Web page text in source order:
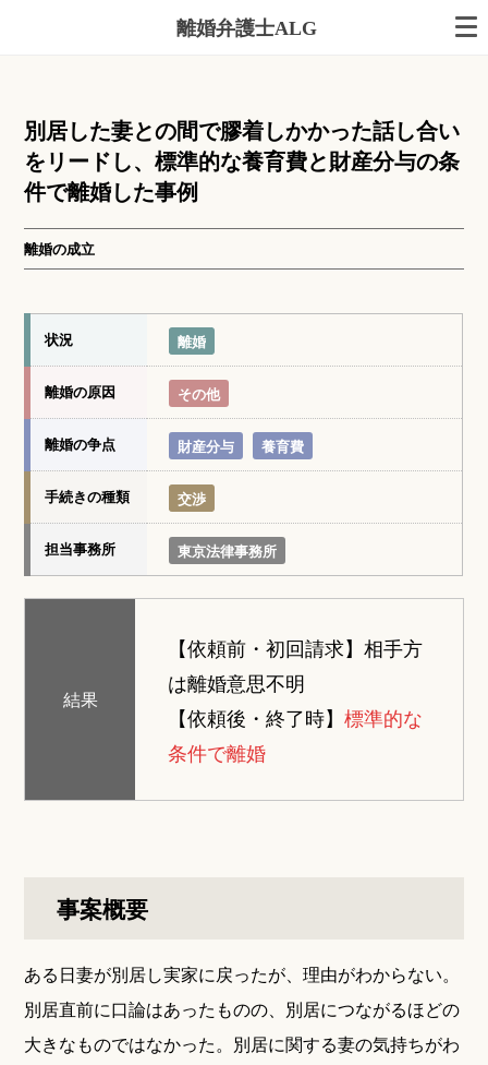
離婚弁護士ALG
別居した妻との間で膠着しかかった話し合い
をリードし、標準的な養育費と財産分与の条
件で離婚した事例
離婚の成立
状況 離婚
離婚の原因 その他
離婚の争点 財産分与 養育費
手続きの種類 交渉
担当事務所 東京法律事務所
結果
【依頼前・初回請求】 相手方
は離婚意思不明
【依頼後・終了時】 標準的な
条件で離婚
事案概要
ある日妻が別居し実家に戻ったが、理由がわからない。
別居直前に口論はあったものの、別居につながるほどの
大きなものではなかった。別居に関する妻の気持ちがわ